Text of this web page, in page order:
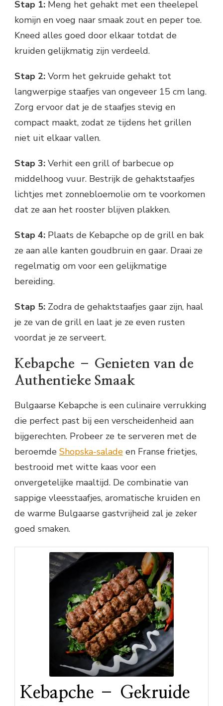
Stap 1: Meng het gehakt met een theelepel
komijn en voeg naar smaak zout en peper toe.
Kneed alles goed door elkaar totdat de
kruiden gelijkmatig zijn verdeeld.
Stap 2: Vorm het gekruide gehakt tot
langwerpige staafjes van ongeveer 15 cm lang.
Zorg ervoor dat je de staafjes stevig en
compact maakt, zodat ze tijdens het grillen
niet uit elkaar vallen.
Stap 3: Verhit een grill of barbecue op
middelhoog vuur. Bestrijk de gehaktstaafjes
lichtjes met zonnebloemolie om te voorkomen
dat ze aan het rooster blijven plakken.
Stap 4: Plaats de Kebapche op de grill en bak
ze aan alle kanten goudbruin en gaar. Draai ze
regelmatig om voor een gelijkmatige
bereiding.
Stap 5: Zodra de gehaktstaafjes gaar zijn, haal
je ze van de grill en laat je ze even rusten
voordat je ze serveert.
Kebapche – Genieten van de
Authentieke Smaak
Bulgaarse Kebapche is een culinaire verrukking
die perfect past bij een verscheidenheid aan
bijgerechten. Probeer ze te serveren met de
beroemde Shopska-salade en Franse frietjes,
bestrooid met witte kaas voor een
onvergetelijke maaltijd. De combinatie van
sappige vleesstaafjes, aromatische kruiden en
de warme Bulgaarse gastvrijheid zal je zeker
goed smaken.
Kebapche – Gekruide